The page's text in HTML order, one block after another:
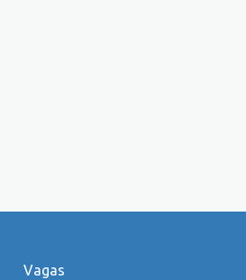
Vagas